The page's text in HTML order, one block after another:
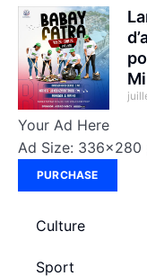
Your Ad Here
Ad Size: 336x280
PURCHASE
Culture
Sport